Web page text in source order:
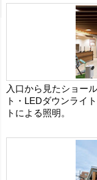
入口から見たショー
ト・LEDダウンライ
トによる照明。